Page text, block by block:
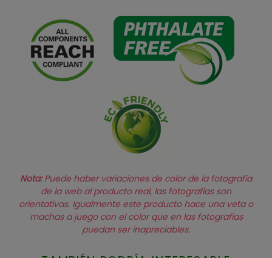
Nota:Puede haber variaciones de color de la fotografía
de la web al producto real, las fotografías son
orientativas. Igualmente este producto hace una veta o
machas a juego con el color que en las fotografías
puedan ser inapreciables.